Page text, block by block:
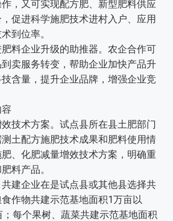
，又可实现配方肥、新型肥料供应
促进科学施肥技术进村入户、应用
到位率。
企业升级的助推器。农企合作可
卖服务转变，帮助企业加快产品升
含量，提升企业品牌，增强企业竞
术方案。试点县所在县土肥部门
土配方施肥技术成果和肥料使用情
、化肥减量增效技术方案，明确重
料产品。
企业在是试点县或其他县选择共
作物共建示范基地面积1万亩以
每个果树、蔬菜共建示范基地面积